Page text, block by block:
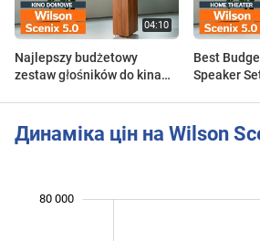
Najlepszy budżetowy
zestaw głośników do kina
Best
Speaker
Динаміка цін на Wilson
80 000